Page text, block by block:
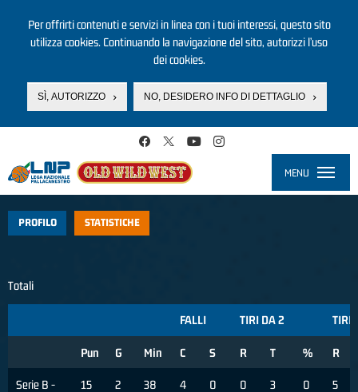
Per offrirti contenuti e servizi in linea con i tuoi interessi, questo sito
utilizza cookies. Continuando la navigazione del sito, autorizzi l’uso
dei cookies.
SÌ, AUTORIZZO NO, DESIDERO INFO DI DETTAGLIO
MENU
PROFILO STATISTICHE
Totali
FALLI TIRI DA 2 TIRI
Pun G Min C S R T % R
Serie B -
15 2 38 4 0 0 3 0 5